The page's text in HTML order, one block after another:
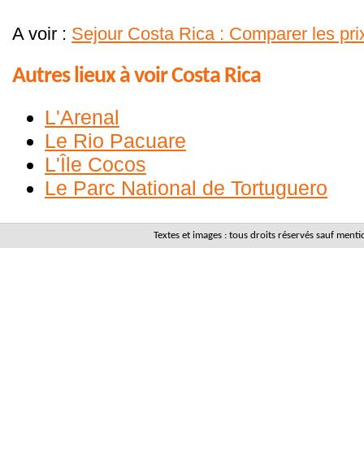
A voir : Sejour Costa Rica : Comparer les
Autres lieux à voir Costa Rica
L'Arenal
Le Rio Pacuare
L'Île Cocos
Le Parc National de Tortuguero
Textes et images : tous droits réservés sauf